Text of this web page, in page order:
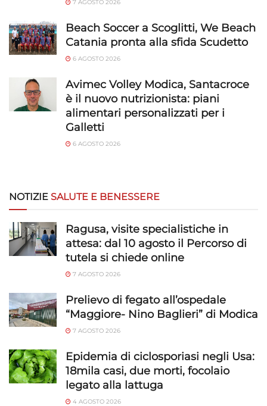
7 AGOSTO 2026
Beach Soccer a Scoglitti, We Beach
Catania pronta alla sfida Scudetto
6 AGOSTO 2026
Avimec Volley Modica, Santacroce
è il nuovo nutrizionista: piani
alimentari personalizzati per i
Galletti
6 AGOSTO 2026
NOTIZIE SALUTE E BENESSERE
Ragusa, visite specialistiche in
attesa: dal 10 agosto il Percorso di
tutela si chiede online
7 AGOSTO 2026
Prelievo di fegato all’ospedale
“Maggiore- Nino Baglieri” di Modica
7 AGOSTO 2026
Epidemia di ciclosporiasi negli Usa:
18mila casi, due morti, focolaio
legato alla lattuga
4 AGOSTO 2026